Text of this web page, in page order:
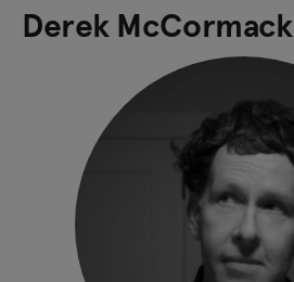
Derek McCormack